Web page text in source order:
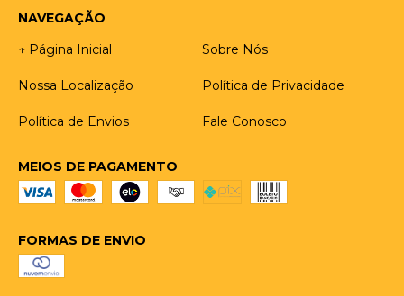
NAVEGAÇÃO
↑ Página Inicial
Sobre Nós
Nossa Localização Política de Privacidade
Política de Envios Fale Conosco
MEIOS DE PAGAMENTO
FORMAS DE ENVIO